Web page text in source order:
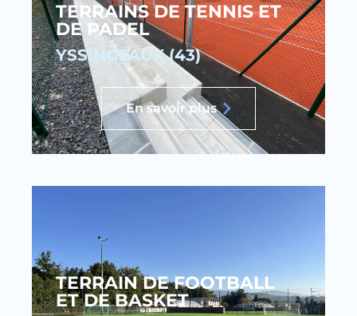
TERRAINS DE TENNIS ET
DE PADEL
YSSINGEAUX (43)
En savoir plus
TERRAIN DE FOOTBALL
ET DE BASKET